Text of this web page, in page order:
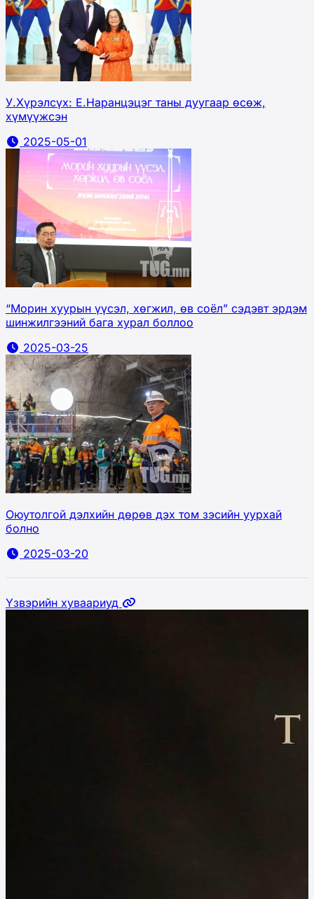
У.Xүрэлсүx: Е.Наранцэцэг таны дуугаар өсөж,
xүмүүжсэн
2025-05-01
“Морин хуурын үүсэл, хөгжил, өв соёл” сэдэвт эрдэм
шинжилгээний бага хурал боллоо
2025-03-25
Оюутолгой дэлхийн дөрөв дэх том зэсийн уурхай
болно
2025-03-20
Үзвэрийн хуваариуд